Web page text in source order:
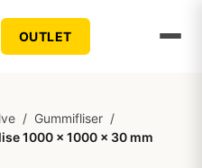
OUTLET
/ Gummifliser /
1000 x 1000 x 30 mm